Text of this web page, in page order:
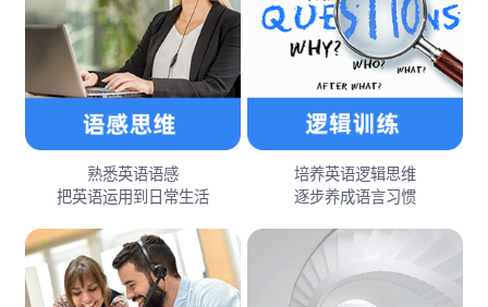
熟悉英语语感
把英语运用到日常生活
培养英语逻辑思维
逐步养成语言习惯